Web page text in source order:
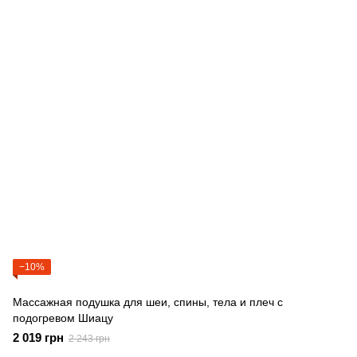
−10%
Массажная подушка для шеи, спины, тела и плеч с
подогревом Шиацу
2 019 грн 2 243 грн